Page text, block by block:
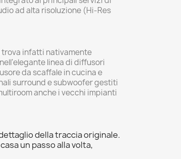
ad alta risoluzione (Hi-Res
trova infatti nativamente
linea di diffusori
da scaffale in cucina e
surround e subwoofer gestiti
anche i vecchi impianti
della traccia originale.
un passo alla volta,